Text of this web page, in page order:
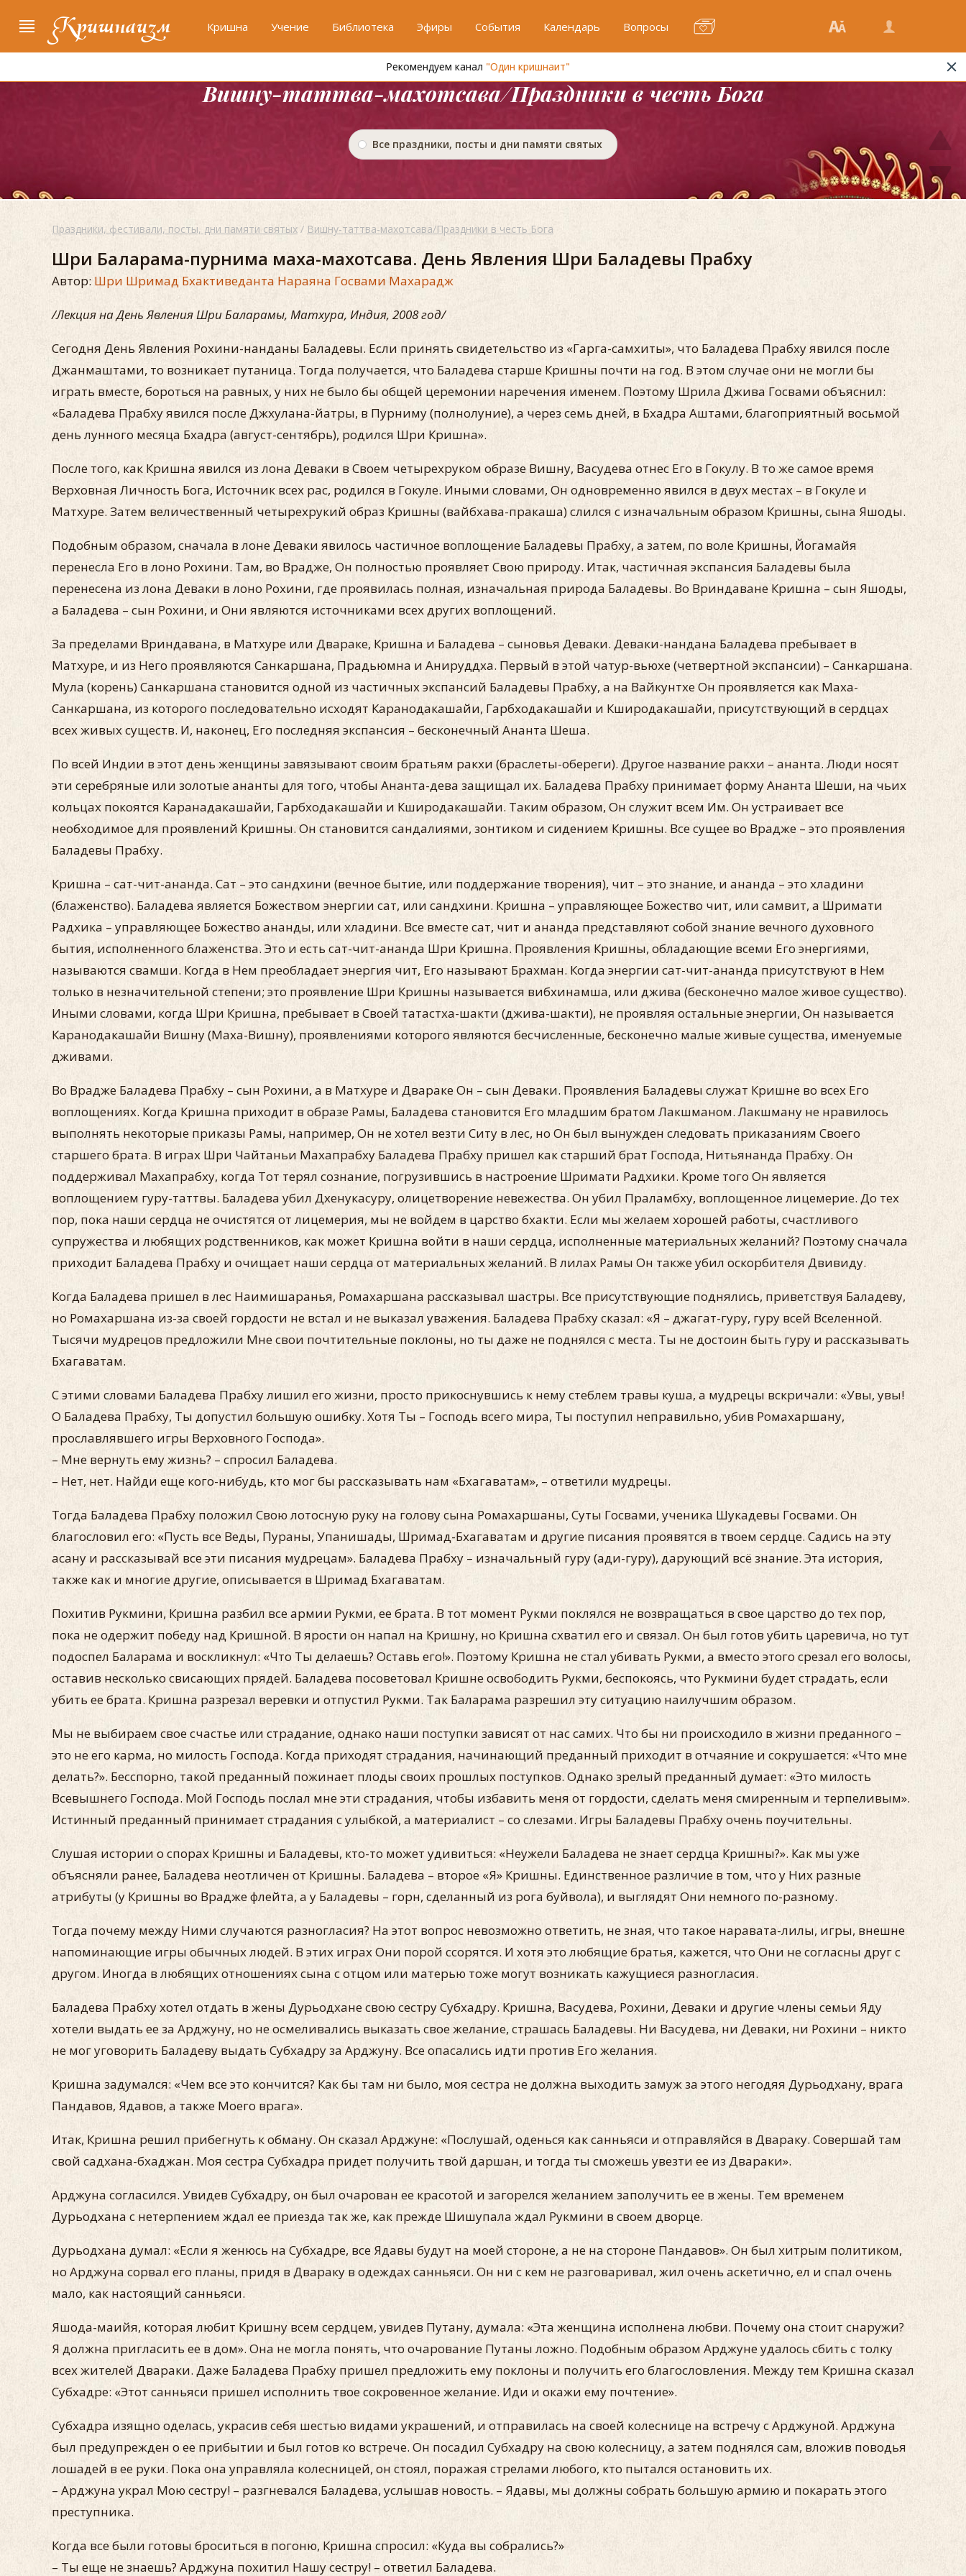
Кришнаизм Кришна Учение Библиотека Эфиры События Календарь Вопросы
Рекомендуем канал"Один кришнаит"
Вишну-таттва-махотсава/Праздники в честь Бога
Все праздники, посты и дни памяти святых
Праздники, фестивали, посты, дни памяти святых / Вишну-таттва-махотсава/Праздники в честь Бога
Шри Баларама-пурнима маха-махотсава. День Явления Шри Баладевы Прабху
Автор: Шри Шримад Бхактиведанта Нараяна Госвами Махарадж
/Лекция на День Явления Шри Баларамы, Матхура, Индия, 2008 год/
Сегодня День Явления Рохини-нанданы Баладевы. Если принять свидетельство из «Гарга-самхиты», что Баладева Прабху явился после
Джанмаштами, то возникает путаница. Тогда получается, что Баладева старше Кришны почти на год. В этом случае они не могли бы
играть вместе, бороться на равных, у них не было бы общей церемонии наречения именем. Поэтому Шрила Джива Госвами объяснил:
«Баладева Прабху явился после Джхулана-йатры, в Пурниму (полнолуние), а через семь дней, в Бхадра Аштами, благоприятный восьмой
день лунного месяца Бхадра (август-сентябрь), родился Шри Кришна».
После того, как Кришна явился из лона Деваки в Своем четырехруком образе Вишну, Васудева отнес Его в Гокулу. В то же самое время
Верховная Личность Бога, Источник всех рас, родился в Гокуле. Иными словами, Он одновременно явился в двух местах – в Гокуле и
Матхуре. Затем величественный четырехрукий образ Кришны (вайбхава-пракаша) слился с изначальным образом Кришны, сына Яшоды.
Подобным образом, сначала в лоне Деваки явилось частичное воплощение Баладевы Прабху, а затем, по воле Кришны, Йогамайя
перенесла Его в лоно Рохини. Там, во Врадже, Он полностью проявляет Свою природу. Итак, частичная экспансия Баладевы была
перенесена из лона Деваки в лоно Рохини, где проявилась полная, изначальная природа Баладевы. Во Вриндаване Кришна – сын Яшоды,
а Баладева – сын Рохини, и Они являются источниками всех других воплощений.
За пределами Вриндавана, в Матхуре или Двараке, Кришна и Баладева – сыновья Деваки. Деваки-нандана Баладева пребывает в
Матхуре, и из Него проявляются Санкаршана, Прадьюмна и Анируддха. Первый в этой чатур-вьюхе (четвертной экспансии) – Санкаршана.
Мула (корень) Санкаршана становится одной из частичных экспансий Баладевы Прабху, а на Вайкунтхе Он проявляется как Маха-
Санкаршана, из которого последовательно исходят Каранодакашайи, Гарбходакашайи и Кширодакашайи, присутствующий в сердцах
всех живых существ. И, наконец, Его последняя экспансия – бесконечный Ананта Шеша.
По всей Индии в этот день женщины завязывают своим братьям ракхи (браслеты-обереги). Другое название ракхи – ананта. Люди носят
эти серебряные или золотые ананты для того, чтобы Ананта-дева защищал их. Баладева Прабху принимает форму Ананта Шеши, на чьих
кольцах покоятся Каранадакашайи, Гарбходакашайи и Кширодакашайи. Таким образом, Он служит всем Им. Он устраивает все
необходимое для проявлений Кришны. Он становится сандалиями, зонтиком и сидением Кришны. Все сущее во Врадже – это проявления
Баладевы Прабху.
Кришна – сат-чит-ананда. Сат – это сандхини (вечное бытие, или поддержание творения), чит – это знание, и ананда – это хладини
(блаженство). Баладева является Божеством энергии сат, или сандхини. Кришна – управляющее Божество чит, или самвит, а Шримати
Радхика – управляющее Божество ананды, или хладини. Все вместе сат, чит и ананда представляют собой знание вечного духовного
бытия, исполненного блаженства. Это и есть сат-чит-ананда Шри Кришна. Проявления Кришны, обладающие всеми Его энергиями,
называются свамши. Когда в Нем преобладает энергия чит, Его называют Брахман. Когда энергии сат-чит-ананда присутствуют в Нем
только в незначительной степени; это проявление Шри Кришны называется вибхинамша, или джива (бесконечно малое живое существо).
Иными словами, когда Шри Кришна, пребывает в Своей татастха-шакти (джива-шакти), не проявляя остальные энергии, Он называется
Каранодакашайи Вишну (Маха-Вишну), проявлениями которого являются бесчисленные, бесконечно малые живые существа, именуемые
дживами.
Во Врадже Баладева Прабху – сын Рохини, а в Матхуре и Двараке Он – сын Деваки. Проявления Баладевы служат Кришне во всех Его
воплощениях. Когда Кришна приходит в образе Рамы, Баладева становится Его младшим братом Лакшманом. Лакшману не нравилось
выполнять некоторые приказы Рамы, например, Он не хотел везти Ситу в лес, но Он был вынужден следовать приказаниям Своего
старшего брата. В играх Шри Чайтаньи Махапрабху Баладева Прабху пришел как старший брат Господа, Нитьянанда Прабху. Он
поддерживал Махапрабху, когда Тот терял сознание, погрузившись в настроение Шримати Радхики. Кроме того Он является
воплощением гуру-таттвы. Баладева убил Дхенукасуру, олицетворение невежества. Он убил Праламбху, воплощенное лицемерие. До тех
пор, пока наши сердца не очистятся от лицемерия, мы не войдем в царство бхакти. Если мы желаем хорошей работы, счастливого
супружества и любящих родственников, как может Кришна войти в наши сердца, исполненные материальных желаний? Поэтому сначала
приходит Баладева Прабху и очищает наши сердца от материальных желаний. В лилах Рамы Он также убил оскорбителя Двивиду.
Когда Баладева пришел в лес Наимишаранья, Ромахаршана рассказывал шастры. Все присутствующие поднялись, приветствуя Баладеву,
но Ромахаршана из-за своей гордости не встал и не выказал уважения. Баладева Прабху сказал: «Я – джагат-гуру, гуру всей Вселенной.
Тысячи мудрецов предложили Мне свои почтительные поклоны, но ты даже не поднялся с места. Ты не достоин быть гуру и рассказывать
Бхагаватам.
С этими словами Баладева Прабху лишил его жизни, просто прикоснувшись к нему стеблем травы куша, а мудрецы вскричали: «Увы, увы!
О Баладева Прабху, Ты допустил большую ошибку. Хотя Ты – Господь всего мира, Ты поступил неправильно, убив Ромахаршану,
прославлявшего игры Верховного Господа».
– Мне вернуть ему жизнь? – спросил Баладева.
– Нет, нет. Найди еще кого-нибудь, кто мог бы рассказывать нам «Бхагаватам», – ответили мудрецы.
Тогда Баладева Прабху положил Свою лотосную руку на голову сына Ромахаршаны, Суты Госвами, ученика Шукадевы Госвами. Он
благословил его: «Пусть все Веды, Пураны, Упанишады, Шримад-Бхагаватам и другие писания проявятся в твоем сердце. Садись на эту
асану и рассказывай все эти писания мудрецам». Баладева Прабху – изначальный гуру (ади-гуру), дарующий всё знание. Эта история,
также как и многие другие, описывается в Шримад Бхагаватам.
Похитив Рукмини, Кришна разбил все армии Рукми, ее брата. В тот момент Рукми поклялся не возвращаться в свое царство до тех пор,
пока не одержит победу над Кришной. В ярости он напал на Кришну, но Кришна схватил его и связал. Он был готов убить царевича, но тут
подоспел Баларама и воскликнул: «Что Ты делаешь? Оставь его!». Поэтому Кришна не стал убивать Рукми, а вместо этого срезал его волосы,
оставив несколько свисающих прядей. Баладева посоветовал Кришне освободить Рукми, беспокоясь, что Рукмини будет страдать, если
убить ее брата. Кришна разрезал веревки и отпустил Рукми. Так Баларама разрешил эту ситуацию наилучшим образом.
Мы не выбираем свое счастье или страдание, однако наши поступки зависят от нас самих. Что бы ни происходило в жизни преданного –
это не его карма, но милость Господа. Когда приходят страдания, начинающий преданный приходит в отчаяние и сокрушается: «Что мне
делать?». Бесспорно, такой преданный пожинает плоды своих прошлых поступков. Однако зрелый преданный думает: «Это милость
Всевышнего Господа. Мой Господь послал мне эти страдания, чтобы избавить меня от гордости, сделать меня смиренным и терпеливым».
Истинный преданный принимает страдания с улыбкой, а материалист – со слезами. Игры Баладевы Прабху очень поучительны.
Слушая истории о спорах Кришны и Баладевы, кто-то может удивиться: «Неужели Баладева не знает сердца Кришны?». Как мы уже
объясняли ранее, Баладева неотличен от Кришны. Баладева – второе «Я» Кришны. Единственное различие в том, что у Них разные
атрибуты (у Кришны во Врадже флейта, а у Баладевы – горн, сделанный из рога буйвола), и выглядят Они немного по-разному.
Тогда почему между Ними случаются разногласия? На этот вопрос невозможно ответить, не зная, что такое наравата-лилы, игры, внешне
напоминающие игры обычных людей. В этих играх Они порой ссорятся. И хотя это любящие братья, кажется, что Они не согласны друг с
другом. Иногда в любящих отношениях сына с отцом или матерью тоже могут возникать кажущиеся разногласия.
Баладева Прабху хотел отдать в жены Дурьодхане свою сестру Субхадру. Кришна, Васудева, Рохини, Деваки и другие члены семьи Яду
хотели выдать ее за Арджуну, но не осмеливались выказать свое желание, страшась Баладевы. Ни Васудева, ни Деваки, ни Рохини – никто
не мог уговорить Баладеву выдать Субхадру за Арджуну. Все опасались идти против Его желания.
Кришна задумался: «Чем все это кончится? Как бы там ни было, моя сестра не должна выходить замуж за этого негодяя Дурьодхану, врага
Пандавов, Ядавов, а также Моего врага».
Итак, Кришна решил прибегнуть к обману. Он сказал Арджуне: «Послушай, оденься как санньяси и отправляйся в Двараку. Совершай там
свой садхана-бхаджан. Моя сестра Субхадра придет получить твой даршан, и тогда ты сможешь увезти ее из Двараки».
Арджуна согласился. Увидев Субхадру, он был очарован ее красотой и загорелся желанием заполучить ее в жены. Тем временем
Дурьодхана с нетерпением ждал ее приезда так же, как прежде Шишупала ждал Рукмини в своем дворце.
Дурьодхана думал: «Если я женюсь на Субхадре, все Ядавы будут на моей стороне, а не на стороне Пандавов». Он был хитрым политиком,
но Арджуна сорвал его планы, придя в Двараку в одеждах санньяси. Он ни с кем не разговаривал, жил очень аскетично, ел и спал очень
мало, как настоящий санньяси.
Яшода-маийя, которая любит Кришну всем сердцем, увидев Путану, думала: «Эта женщина исполнена любви. Почему она стоит снаружи?
Я должна пригласить ее в дом». Она не могла понять, что очарование Путаны ложно. Подобным образом Арджуне удалось сбить с толку
всех жителей Двараки. Даже Баладева Прабху пришел предложить ему поклоны и получить его благословления. Между тем Кришна сказал
Субхадре: «Этот санньяси пришел исполнить твое сокровенное желание. Иди и окажи ему почтение».
Субхадра изящно оделась, украсив себя шестью видами украшений, и отправилась на своей колеснице на встречу с Арджуной. Арджуна
был предупрежден о ее прибытии и был готов ко встрече. Он посадил Субхадру на свою колесницу, а затем поднялся сам, вложив поводья
лошадей в ее руки. Пока она управляла колесницей, он стоял, поражая стрелами любого, кто пытался остановить их.
– Арджуна украл Мою сестру! – разгневался Баладева, услышав новость. – Ядавы, мы должны собрать большую армию и покарать этого
преступника.
Когда все были готовы броситься в погоню, Кришна спросил: «Куда вы собрались?»
– Ты еще не знаешь? Арджуна похитил Нашу сестру! – ответил Баладева.